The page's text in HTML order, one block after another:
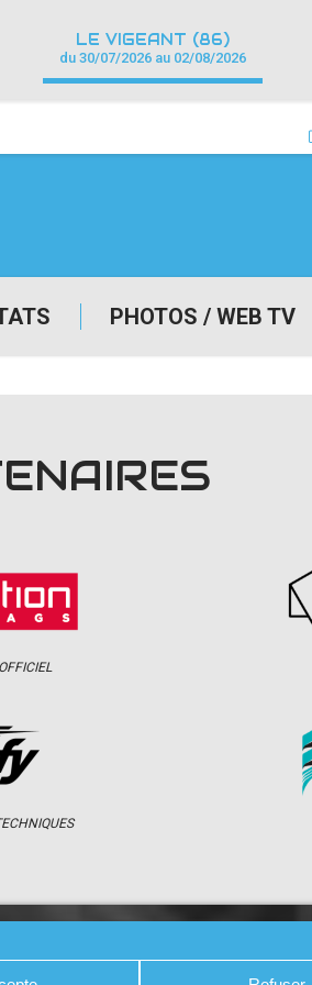
PHOTOS / WEB TV
LE VIGEANT (86)
du 30/07/2026 au 02/08/2026
PHOTOS / WEB TV